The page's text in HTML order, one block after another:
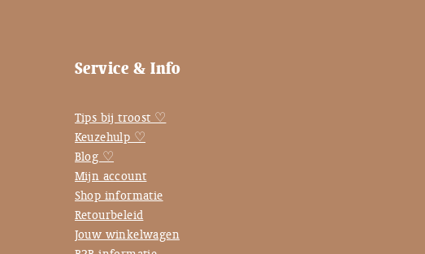
Service & Info
Tips bij troost ♡
Keuzehulp ♡
Blog ♡
Mijn account
Shop informatie
Retourbeleid
Jouw winkelwagen